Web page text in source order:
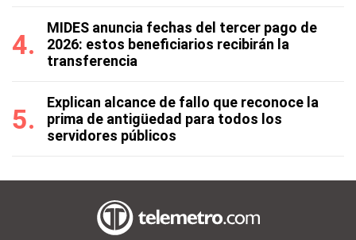
MIDES anuncia fechas del tercer pago de
2026: estos beneficiarios recibirán la
transferencia
Explican alcance de fallo que reconoce la
prima de antigüedad para todos los
servidores públicos